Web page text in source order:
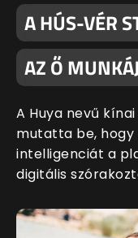
A HÚS-VÉR
AZ Ő
A Huya nevű
mutatta be, hogy
intelligenciát a
digitális